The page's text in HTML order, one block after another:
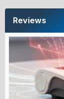
Reviews